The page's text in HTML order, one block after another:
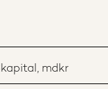
mdkr